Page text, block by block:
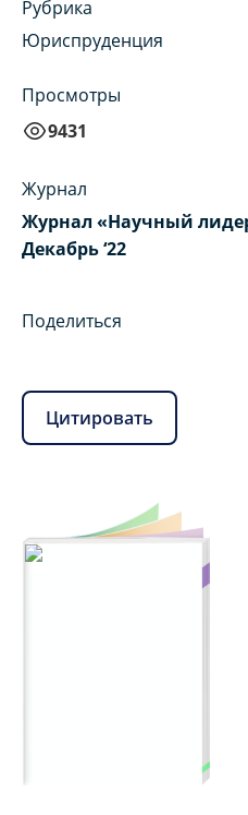
Рубрика
Юриспруденция
Просмотры
9431
Журнал
Журнал «Научный
Декабрь ‘22
Поделиться
Цитировать